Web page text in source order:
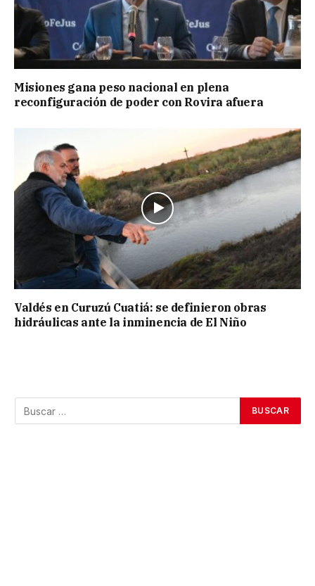
Misiones gana peso nacional en plena
reconfiguración de poder con Rovira afuera
Valdés en Curuzú Cuatiá: se definieron obras
hidráulicas ante la inminencia de El Niño